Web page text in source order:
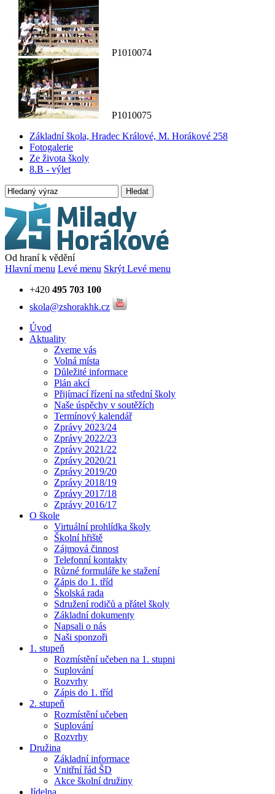
P1010074
P1010075
Základní škola, Hradec Králové, M. Horákové 258
Fotogalerie
Ze života školy
8.B - výlet
Hledat
Od hraní k vědění
Hlavní menu Levé menu Skrýt Levé menu
+420 495 703 100
skola@zshorakhk.cz
Úvod
Aktuality
Zveme vás
Volná místa
Důležité informace
Plán akcí
Přijímací řízení na střední školy
Naše úspěchy v soutěžích
Termínový kalendář
Zprávy 2023/24
Zprávy 2022/23
Zprávy 2021/22
Zprávy 2020/21
Zprávy 2019/20
Zprávy 2018/19
Zprávy 2017/18
Zprávy 2016/17
O škole
Virtuální prohlídka školy
Školní hřiště
Zájmová činnost
Telefonní kontakty
Různé formuláře ke stažení
Zápis do 1. tříd
Školská rada
Sdružení rodičů a přátel školy
Základní dokumenty
Napsali o nás
Naši sponzoři
1. stupeň
Rozmístění učeben na 1. stupni
Suplování
Rozvrhy
Zápis do 1. tříd
2. stupeň
Rozmístění učeben
Suplování
Rozvrhy
Družina
Základní informace
Vnitřní řád ŠD
Akce školní družiny